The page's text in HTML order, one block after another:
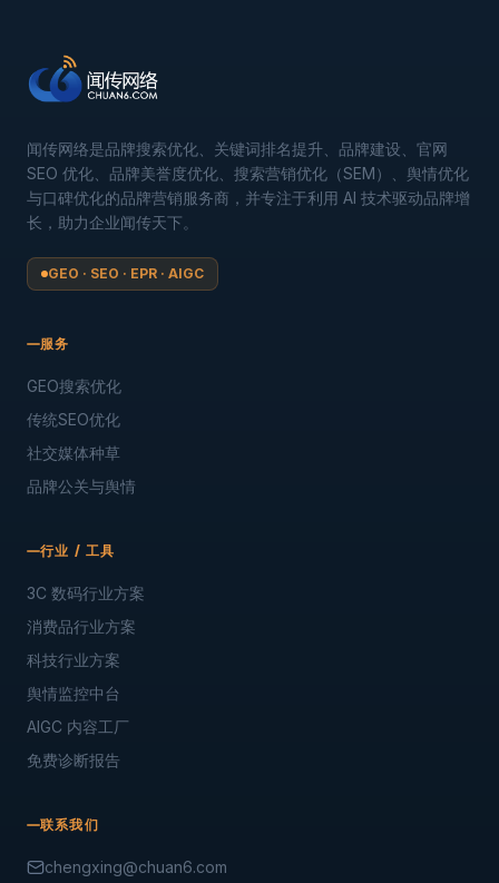
闻传网络是品牌搜索优化、关键词排名提升、品牌建设、官网
SEO 优化、品牌美誉度优化、搜索营销优化（SEM）、舆情优化
与口碑优化的品牌营销服务商，并专注于利用 AI 技术驱动品牌增
长，助力企业闻传天下。
GEO · SEO · EPR · AIGC
服务
GEO搜索优化
传统SEO优化
社交媒体种草
品牌公关与舆情
行业 / 工具
3C 数码行业方案
消费品行业方案
科技行业方案
舆情监控中台
AIGC 内容工厂
免费诊断报告
联系我们
chengxing@chuan6.com